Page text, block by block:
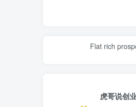
Flat rich
虎哥说创